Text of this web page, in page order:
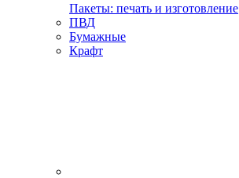
Пакеты: печать и изготовление
ПВД
Бумажные
Крафт